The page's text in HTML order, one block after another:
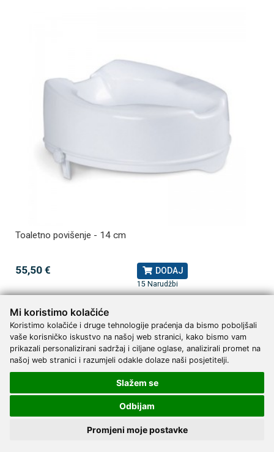
Mi koristimo kolačiće
Koristimo kolačiće i druge tehnologije praćenja da bismo poboljšali
vaše korisničko iskustvo na našoj web stranici, kako bismo vam
prikazali personalizirani sadržaj i ciljane oglase, analizirali promet na
našoj web stranici i razumjeli odakle dolaze naši posjetitelji.
Slažem se
Odbijam
Promjeni moje postavke
Toaletno povišenje - 14 cm
55,50 € DODAJ
15 Narudžbi